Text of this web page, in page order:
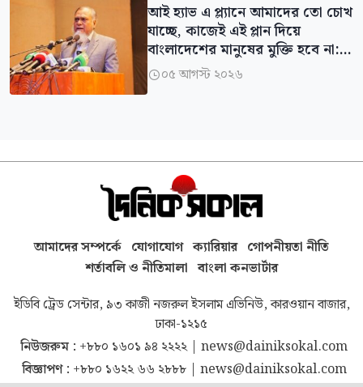
আই হ্যাভ এ প্ল্যানে আমাদের তো চোখ
যাচ্ছে, কাজেই এই প্লান দিয়ে
বাংলাদেশের মানুষের মুক্তি হবে না:
এমপি মিলন
০৫ আগস্ট ২০২৬
আমাদের সম্পর্কে যোগাযোগ ক্যারিয়ার গোপনীয়তা নীতি
শর্তাবলি ও নীতিমালা বাংলা কনভার্টার
ইডিবি ট্রেড সেন্টার, ৯৩ কাজী নজরুল ইসলাম এভিনিউ, কারওয়ান বাজার,
ঢাকা-১২১৫
নিউজরুম : +৮৮০ ১৬০১ ৯৪ ২২২২| news@dainiksokal.com
বিজ্ঞাপণ : +৮৮০ ১৬২২ ৬৬ ২৮৮৮| news@dainiksokal.com